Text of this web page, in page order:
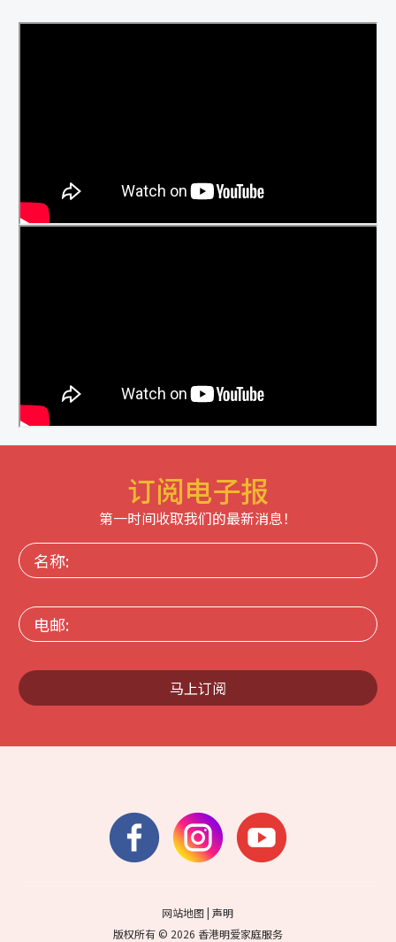
订阅电子报
第一时间收取我们的最新消息！
名
称:
电
邮:
马上订阅
网站地图 |声明
版权所有 © 2026 香港明爱家庭服务